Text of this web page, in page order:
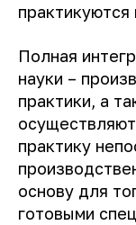
Полная
науки –
практики, а
практику
основу для
готовыми